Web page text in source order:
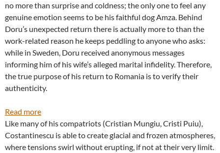
no more than surprise and coldness; the only one to feel any
genuine emotion seems to be his faithful dog Amza. Behind
Doru’s unexpected return there is actually more to than the
work-related reason he keeps peddling to anyone who asks:
while in Sweden, Doru received anonymous messages
informing him of his wife’s alleged marital infidelity. Therefore,
the true purpose of his return to Romania is to verify their
authenticity.
Read more:
“MAN
AND
DOG”
Like many of his compatriots (Cristian Mungiu, Cristi Puiu),
Costantinescu is able to create glacial and frozen atmospheres,
where tensions swirl without erupting, if not at their very limit.